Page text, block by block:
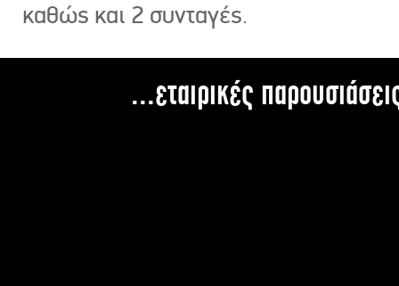
καθώς και 2 συνταγές.
...εταιρικές